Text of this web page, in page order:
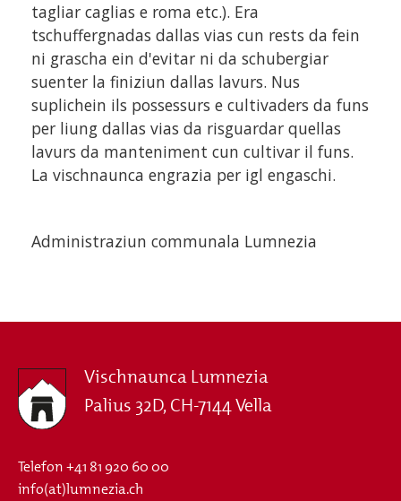
tagliar caglias e roma etc.). Era
tschuffergnadas dallas vias cun rests da fein
ni grascha ein d'evitar ni da schubergiar
suenter la finiziun dallas lavurs. Nus
suplichein ils possessurs e cultivaders da funs
per liung dallas vias da risguardar quellas
lavurs da manteniment cun cultivar il funs.
La vischnaunca engrazia per igl engaschi.
Administraziun communala Lumnezia
Vischnaunca Lumnezia
Palius 32D, CH-7144 Vella
Telefon+41 81 920 60 00
info(at)lumnezia.ch